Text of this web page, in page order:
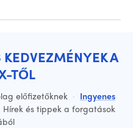
KEDVEZMÉNYEK A
TŐL
előfizetőknek · Ingyenes
Hírek és tippek a forgatások